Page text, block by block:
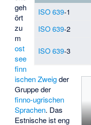
ISO 639-1
ISO 639-2
ISO 639-3
geh
ört
zu
m
ost
see
finn
ischen Zweigder
Gruppe der
finno-ugrischen
Sprachen. Das
Estnische ist eng